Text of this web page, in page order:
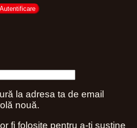
Autentificare
la adresa ta de email
nouă.
fi folosite pentru a-ți susține